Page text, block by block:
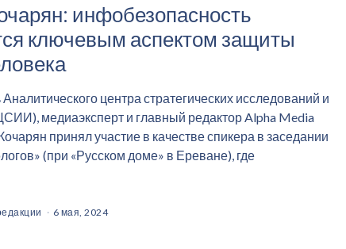
инфобезопасность
ключевым аспектом защиты
центра стратегических исследований и
медиаэксперт и главный редактор Alpha Media
принял участие в качестве спикера в заседании
(при «Русском доме» в Ереване), где
6 мая, 2024